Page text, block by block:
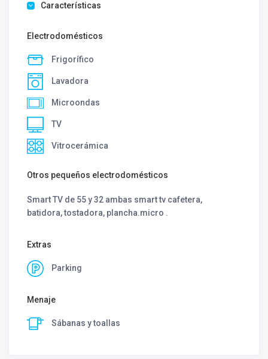
Características
Electrodomésticos
Frigorífico
Lavadora
Microondas
TV
Vitrocerámica
Otros pequeños electrodomésticos
Smart TV de 55 y 32 ambas smart tv cafetera,
batidora, tostadora, plancha.micro .
Extras
Parking
Menaje
Sábanas y toallas